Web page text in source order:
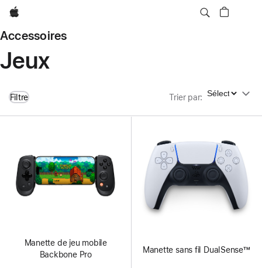
Apple
Accessoires
Jeux
Filtre Trier par: Trier par
Manette de jeu mobile
Backbone Pro
Manette sans fil DualSense™